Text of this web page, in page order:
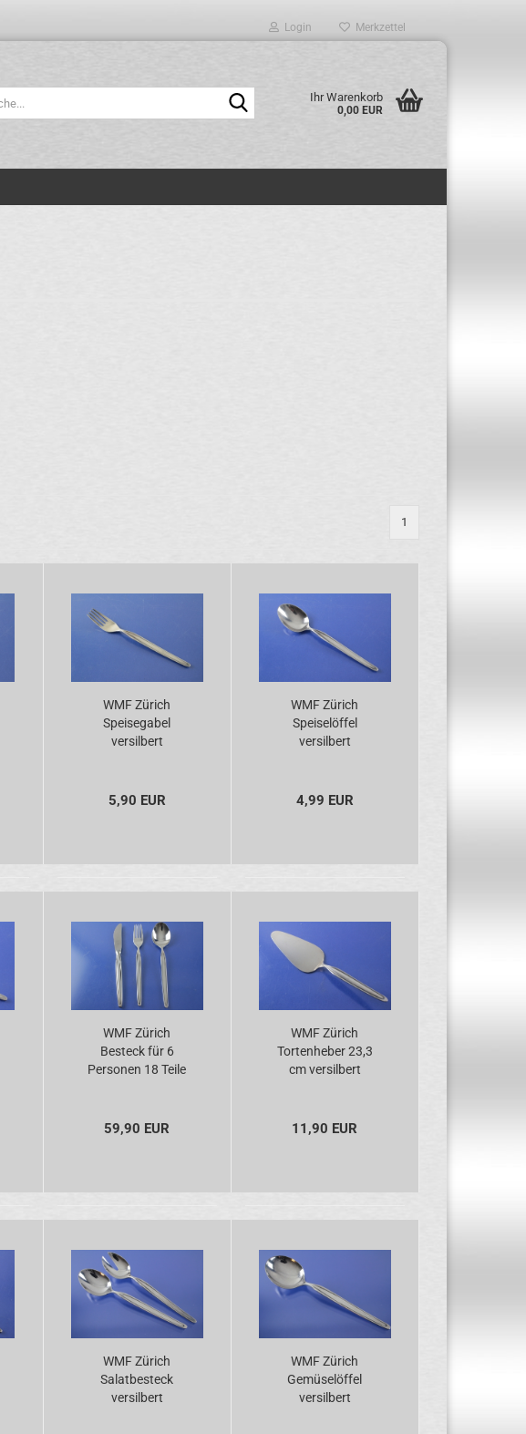
Login Merkzettel
Ihr Warenkorb
0,00 EUR
1
WMF Zürich
Speisegabel
versilbert
5,90 EUR
WMF Zürich
Speiselöffel
versilbert
4,99 EUR
WMF Zürich
Besteck für 6
Personen 18 Teile
59,90 EUR
WMF Zürich
Tortenheber 23,3
cm versilbert
11,90 EUR
WMF Zürich
Salatbesteck
versilbert
WMF Zürich
Gemüselöffel
versilbert